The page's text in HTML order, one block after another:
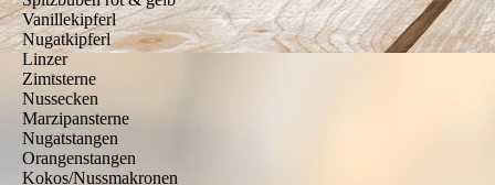
Vanillekipferl
Nugatkipferl
Linzer
Zimtsterne
Nussecken
Marzipansterne
Nugatstangen
Orangenstangen
Kokos/Nussmakronen